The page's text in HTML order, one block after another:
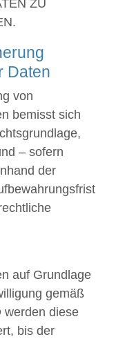
ZU
Daten
von
bemisst sich
– sofern
der
auf Grundlage
gemäß
werden diese
bis der